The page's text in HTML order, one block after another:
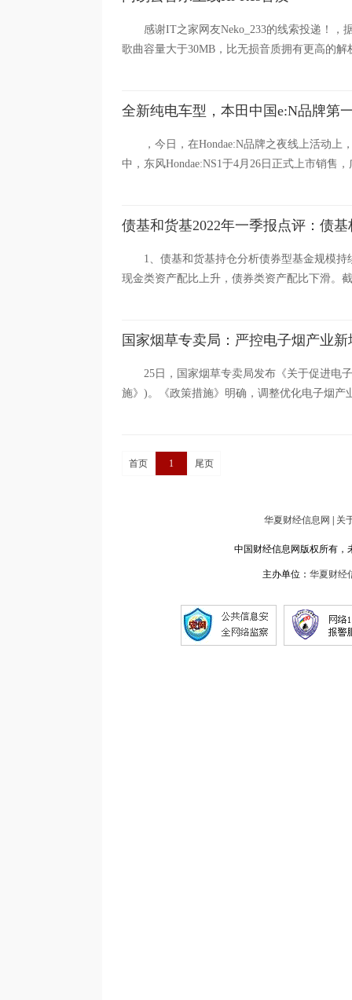
感谢IT之家网友Neko_233的线索投递！，
歌曲容量大于30MB，比无损音质拥有更高的
全新纯电车型，本田中国e:N品牌第
，今日，在Hondae:N品牌之夜线上活动
中，东风Hondae:NS1于4月26日正式上市销售，
债基和货基2022年一季报点评：债
1、债基和货基持仓分析债券型基金规模
现金类资产配比上升，债券类资产配比下滑。
国家烟草专卖局：严控电子烟产业
25日，国家烟草专卖局发布《关于促进电
施》)。《政策措施》明确，调整优化电子烟
首页 1 尾页
华夏财经信息网 关
中国财经信息网版权所有，
主办单位： 华夏财经